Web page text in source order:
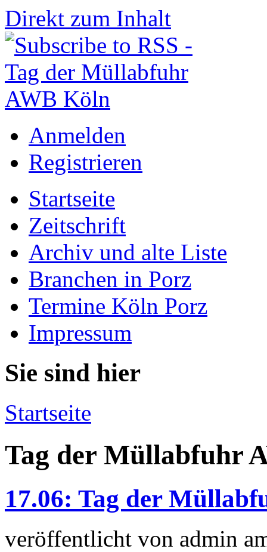
Direkt zum Inhalt
Anmelden
Registrieren
Startseite
Zeitschrift
Archiv und alte Liste
Branchen in Porz
Termine Köln Porz
Impressum
Sie sind hier
Startseite
Tag der Müllabfuhr
17.06: Tag der
veröffentlicht von admin